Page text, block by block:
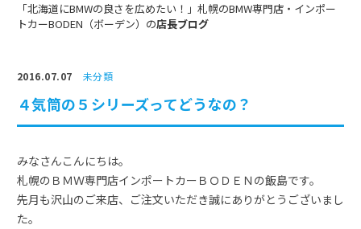
「北海道にBMWの良さを広めたい！」札幌のBMW専門店・インポー
トカーBODEN（ボーデン）の店長ブログ
2016.07.07 未分類
４気筒の５シリーズってどうなの？
みなさんこんにちは。
札幌のＢＭＷ専門店インポートカーＢＯＤＥＮの飯島です。
先月も沢山のご来店、ご注文いただき誠にありがとうございまし
た。